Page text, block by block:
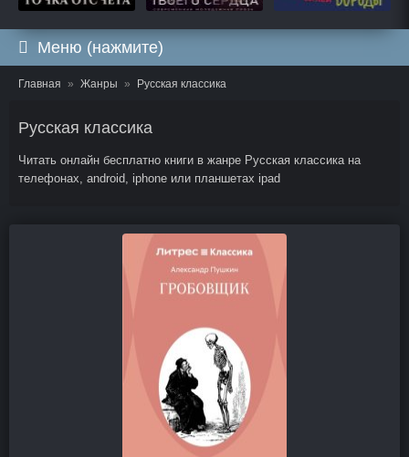
Меню (нажмите)
Главная Жанры Русская классика
Русская классика
Читать онлайн бесплатно книги в жанре Русская классика на
телефонах, android, iphone или планшетах ipad